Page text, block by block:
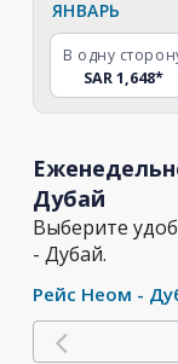
ЯНВАРЬ
В одну
SAR 1,648*
Дубай
Выберите
- Дубай.
Рейс Неом -